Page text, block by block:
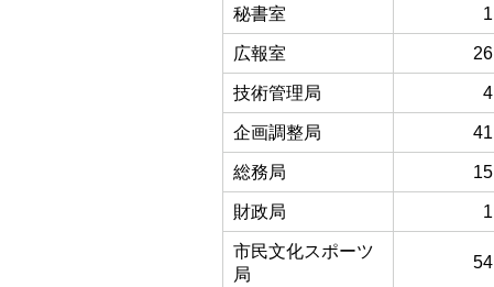
秘書室 1
広報室 26
技術管理局 4
企画調整局 41
総務局 15
財政局 1
市民文化スポーツ
局
54